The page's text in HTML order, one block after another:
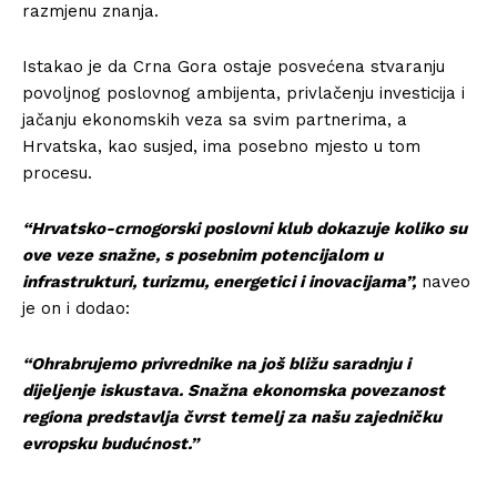
razmjenu znanja.
Istakao je da Crna Gora ostaje posvećena stvaranju
povoljnog poslovnog ambijenta, privlačenju investicija i
jačanju ekonomskih veza sa svim partnerima, a
Hrvatska, kao susjed, ima posebno mjesto u tom
procesu.
“Hrvatsko-crnogorski poslovni klub dokazuje koliko su
ove veze snažne, s posebnim potencijalom u
infrastrukturi, turizmu, energetici i inovacijama”, naveo
je on i dodao:
“Ohrabrujemo privrednike na još bližu saradnju i
dijeljenje iskustava. Snažna ekonomska povezanost
regiona predstavlja čvrst temelj za našu zajedničku
evropsku budućnost.”